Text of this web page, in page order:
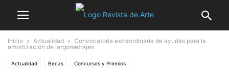
Inicio Actualidad
Convocatoria extraordinaria de ayudas para la
amortización de largometrajes
Actualidad Becas Concursos y Premios